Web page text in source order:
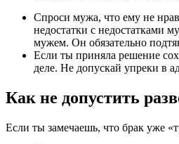
Спроси мужа, что ему не
недостатки с недостатками
мужем. Он обязательно
Если ты приняла решение
деле. Не допускай упреки в
Как не допустить
Если ты замечаешь, что брак уже